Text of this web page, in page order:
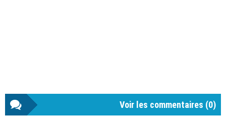
Voir les commentaires (0)